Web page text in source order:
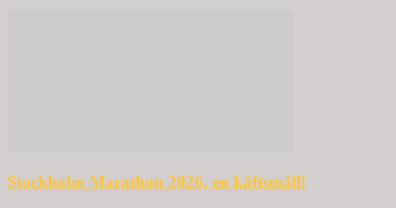
Stockholm Marathon 2026, en käftsmäll!